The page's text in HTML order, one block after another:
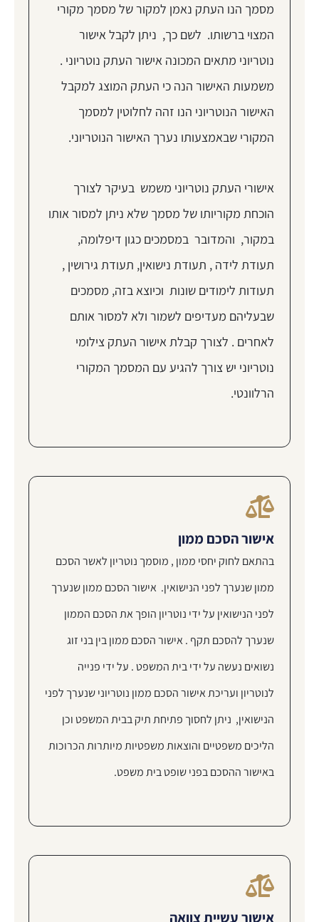
מסמך הנו העתק נאמן למקור של מסמך מקורי
המצוי ברשותו. לשם כך, ניתן לקבל אישור
נוטריוני מתאים המכונה אישור העתק נוטריוני .
משמעות האישור הנה כי העתק המוצג למקבל
האישור הנוטריוני הנו זהה לחלוטין למסמך
המקורי שבאמצעותו נערך האישור הנוטריוני.
אישורי העתק נוטריוני משמש בעיקר לצורך
הוכחת מקוריותו של מסמך שלא ניתן למסור אותו
במקור, והמדובר במסמכים כגון דיפלומה,
תעודת לידה , תעודת נישואין, תעודת גירושין ,
תעודות לימודים שונות וכיוצא בזה, מסמכים
שבעליהם מעדיפים לשמור ולא למסור אותם
לאחרים . לצורך קבלת אישור העתק צילומי
נוטריוני יש צורך להגיע עם המסמך המקורי
הרלוונטי.
אישור הסכם ממון
בהתאם לחוק יחסי ממון , מוסמך נוטריון לאשר הסכם
ממון שנערך לפני הנישואין. אישור הסכם ממון שנערך
לפני הנישואין על ידי נוטריון הופך את הסכם הממון
שנערך להסכם תקף . אישור הסכם ממון בין בני זוג
נשואים נעשה על ידי בית המשפט . על ידי פנייה
לנוטריון ועריכת אישור הסכם ממון נוטריוני שנערך לפני
הנישואין, ניתן לחסוך פתיחת תיק בבית המשפט וכן
הליכים משפטיים והוצאות משפטיות מיותרות הכרוכות
באישור ההסכם בפני שופט בית משפט.
אישור עשיית צוואה